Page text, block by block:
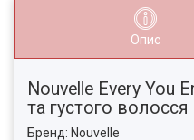
Опис
Nouvelle Every You
та густого
Бренд: Nouvelle